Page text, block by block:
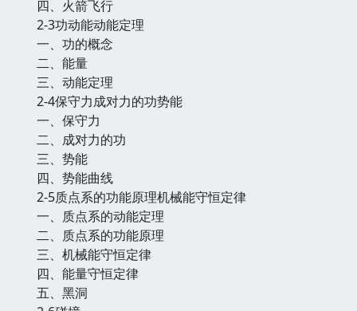
四、火箭飞行
2-3功动能动能定理
一、功的概念
二、能量
三、动能定理
2-4保守力成对力的功势能
一、保守力
二、成对力的功
三、势能
四、势能曲线
2-5质点系的功能原理机械能守恒定律
一、质点系的动能定理
二、质点系的功能原理
三、机械能守恒定律
四、能量守恒定律
五、黑洞